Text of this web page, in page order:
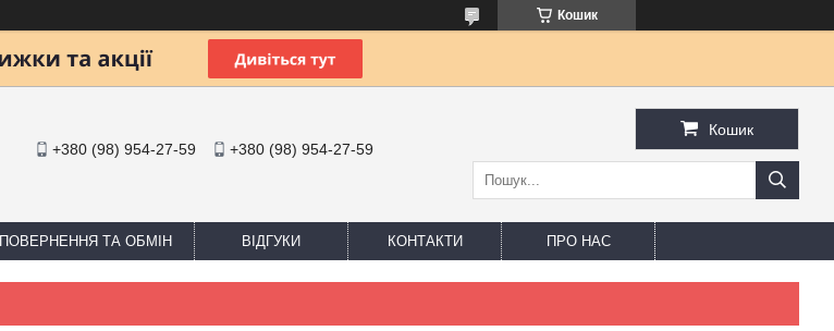
Кошик
+380 (98) 954-27-59 +380 (98) 954-27-59
Кошик
ПОВЕРНЕННЯ ТА ОБМІН ВІДГУКИ КОНТАКТИ ПРО НАС